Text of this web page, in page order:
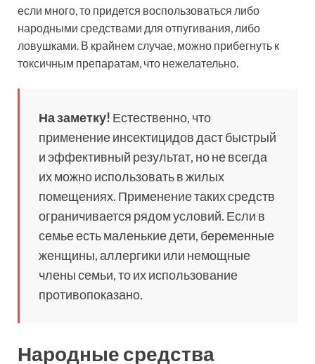
если много, то придется воспользоваться либо
народными средствами для отпугивания, либо
ловушками. В крайнем случае, можно прибегнуть к
токсичным препаратам, что нежелательно.
На заметку! Естественно, что
применение инсектицидов даст быстрый
и эффективный результат, но не всегда
их можно использовать в жилых
помещениях. Применение таких средств
ограничивается рядом условий. Если в
семье есть маленькие дети, беременные
женщины, аллергики или немощные
члены семьи, то их использование
противопоказано.
Народные средства